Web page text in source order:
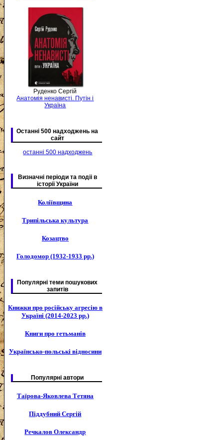
Руденко Сергій
Анатомія ненависті. Путін і
Україна
Останні 500 надходжень на
сайт
останні 500 надходжень
Визначні періоди та подіі в
історії України
Коліївщина
Трипільська культура
Козацтво
Голодомор (1932-1933 рр.)
Популярні теми пошукових
запитів
Книжки про російську агресію в
Україні (2014-2023 рр.)
Книги про гетьманів
Українсько-польські відносини
Популярні автори
Таїрова-Яковлева Тетяна
Піддубний Сергій
Речкалов Олександр